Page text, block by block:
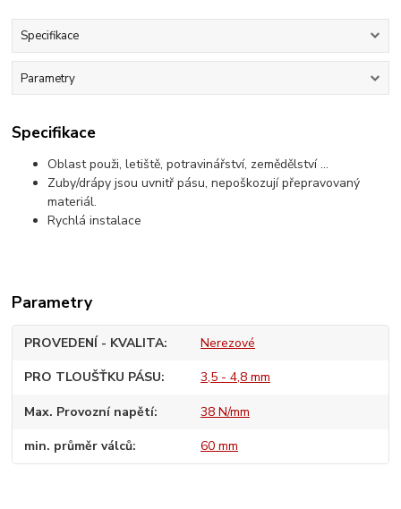
Specifikace
Parametry
Specifikace
Oblast použi, letiště, potravinářství, zemědělství ...
Zuby/drápy jsou uvnitř pásu, nepoškozují přepravovaný
materiál.
Rychlá instalace
Parametry
PROVEDENÍ - KVALITA Nerezové
PRO TLOUŠŤKU PÁSU 3,5 - 4,8 mm
Max. Provozní napětí 38 N/mm
min. průměr válců 60 mm